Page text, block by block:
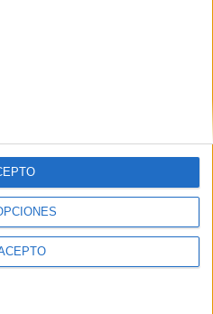
Contactar|
|Condiciones generales|Política
S.L.